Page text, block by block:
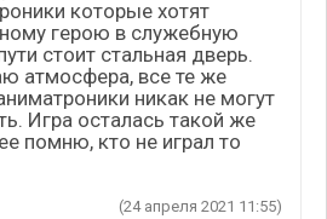
которые хотят
герою в служебную
стоит стальная дверь.
атмосфера, все те же
никак не могут
Игра осталась такой же
помню, кто не играл то
(24 апреля 2021 11:55)